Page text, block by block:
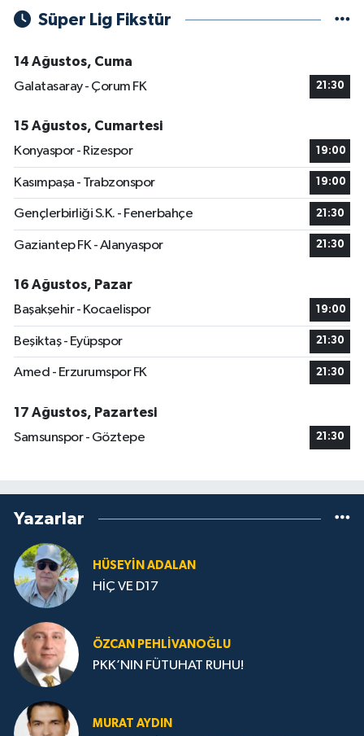
Süper Lig Fikstür
14 Ağustos, Cuma
Galatasaray - Çorum FK
21:30
15 Ağustos, Cumartesi
Konyaspor - Rizespor
19:00
Kasımpaşa - Trabzonspor 19:00
Gençlerbirliği S.K. - Fenerbahçe 21:30
Gaziantep FK - Alanyaspor 21:30
16 Ağustos, Pazar
Başakşehir - Kocaelispor
19:00
Beşiktaş - Eyüpspor 21:30
Amed - Erzurumspor FK 21:30
17 Ağustos, Pazartesi
Samsunspor - Göztepe
21:30
Yazarlar
HÜSEYIN ADALAN
HİÇ VE D17
ÖZCAN PEHLIVANOĞLU
PKK’NIN FÜTUHAT RUHU!
MURAT AYDIN